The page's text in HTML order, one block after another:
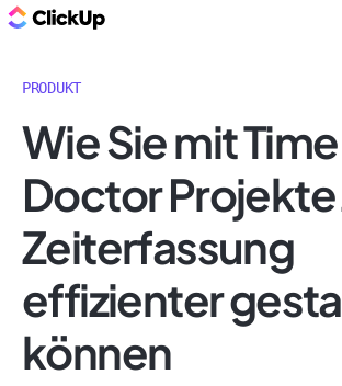
PRODUKT
Wie Sie mit Time
Doctor Projekte
Zeiterfassung
effizienter
können